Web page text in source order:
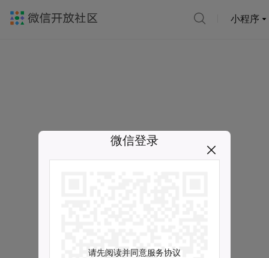
小程序
微信登录
请先阅读并同意服务协议